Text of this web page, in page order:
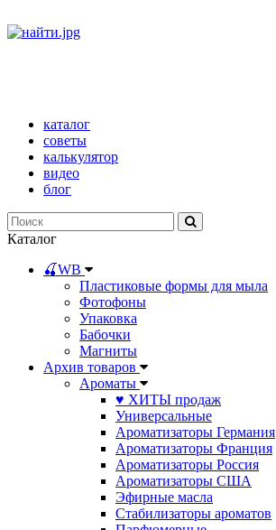
каталог
советы
калькулятор
видео
блог
Каталог
🍒WB
Пластиковые формы для мыла
Фотофоны
Упаковка
Бабочки
Магниты
Архив товаров
Ароматы
♥ ХИТЫ продаж
Универсальные
Ароматизаторы Германия
Ароматизаторы Франция
Ароматизаторы Россия
Ароматизаторы США
Эфирные масла
Стабилизаторы ароматов